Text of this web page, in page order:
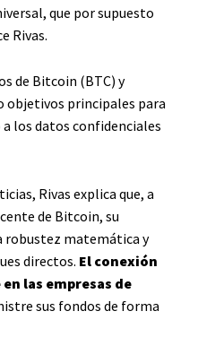
que por supuesto
Rivas.
de Bitcoin (BTC) y
objetivos principales para
los datos confidenciales
Rivas explica que, a
de Bitcoin, su
robustez matemática y
directos. El conexión
las empresas de
sus fondos de forma